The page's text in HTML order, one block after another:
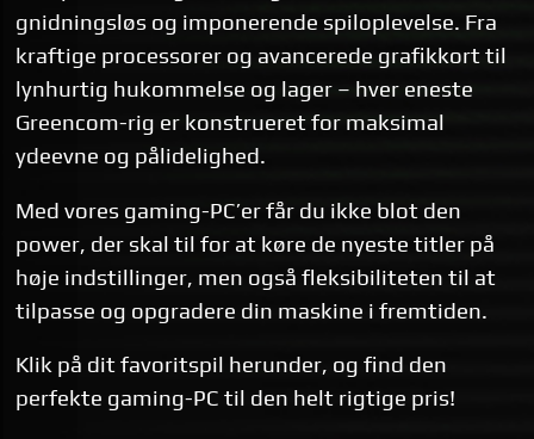
gnidningsløs og imponerende spiloplevelse. Fra
kraftige processorer og avancerede grafikkort til
lynhurtig hukommelse og lager – hver eneste
Greencom-rig er konstrueret for maksimal
ydeevne og pålidelighed.
Med vores gaming-PC’er får du ikke blot den
power, der skal til for at køre de nyeste titler på
høje indstillinger, men også fleksibiliteten til at
tilpasse og opgradere din maskine i fremtiden.
Klik på dit favoritspil herunder, og find den
perfekte gaming-PC til den helt rigtige pris!